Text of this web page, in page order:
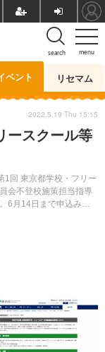
menu
search
ベント リセマム
ースクール等
回 東京都学校・フリー
会不登校施策担当指導
6月14日まで申込みを
2022.5.19 Thu 15:15